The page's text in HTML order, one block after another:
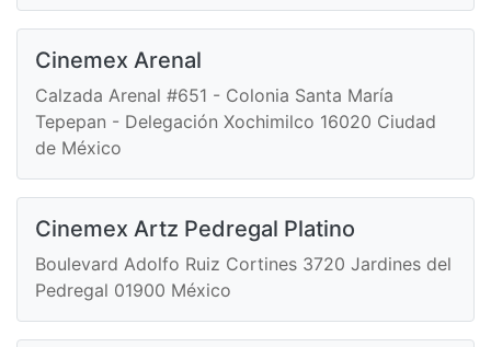
Cinemex Arenal
Calzada Arenal #651 - Colonia Santa María
Tepepan - Delegación Xochimilco 16020 Ciudad
de México
Cinemex Artz Pedregal Platino
Boulevard Adolfo Ruiz Cortines 3720 Jardines del
Pedregal 01900 México